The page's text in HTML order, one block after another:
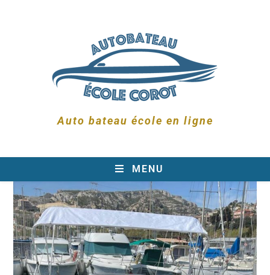
Auto bateau école en ligne
MENU